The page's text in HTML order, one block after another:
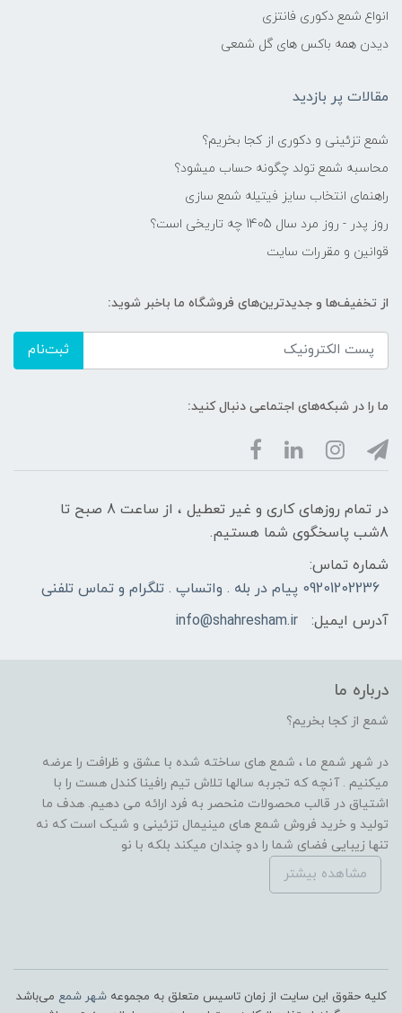
انواع شمع دکوری فانتزی
دیدن همه باکس های گل شمعی
مقالات پر بازدید
شمع تزئینی و دکوری از کجا بخریم؟
محاسبه شمع تولد چگونه حساب میشود؟
راهنمای انتخاب سایز فیتیله شمع سازی
روز پدر - روز مرد سال 1405 چه تاریخی است؟
قوانین و مقررات سایت
از تخفیف‌ها و جدیدترین‌های فروشگاه ما باخبر شوید:
ثبت‌نام
ما را در شبکه‌های اجتماعی دنبال کنید:
در تمام روزهای کاری و غیر تعطیل ، از ساعت 8 صبح تا
8شب پاسخگوی شما هستیم.
شماره تماس:
09201202236 پیام در بله . واتساپ . تلگرام و تماس تلفنی
آدرس ایمیل:
info@shahresham.ir
درباره ما
شمع از کجا بخریم؟
در شهر شمع ما ، شمع های ساخته شده با عشق و ظرافت را عرضه
میکنیم . آنچه که تجربه سالها تلاش تیم رافینا کندل هست را با
اشتیاق در قالب محصولات منحصر به فرد ارائه می دهیم. هدف ما
تولید و خرید فروش شمع های مینیمال تزئینی و شیک است که نه
تنها زیبایی فضای شما را دو چندان میکند بلکه با نو
مشاهده بیشتر
کلیه حقوق این سایت از زمان تاسیس متعلق به مجموعهشهر شمع می‌باشد